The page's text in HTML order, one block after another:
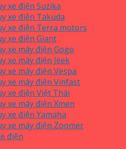
xe điện Suzika
xe điện Takuda
xe điện Terra motors
xe điện Giant
xe máy điện Gogo
xe máy điện Jeek
xe máy điện Vespa
xe máy điện Vinfast
xe điện Việt Thái
xe máy điện Xmen
xe điện Yamaha
xe máy điện Zoomer
điện